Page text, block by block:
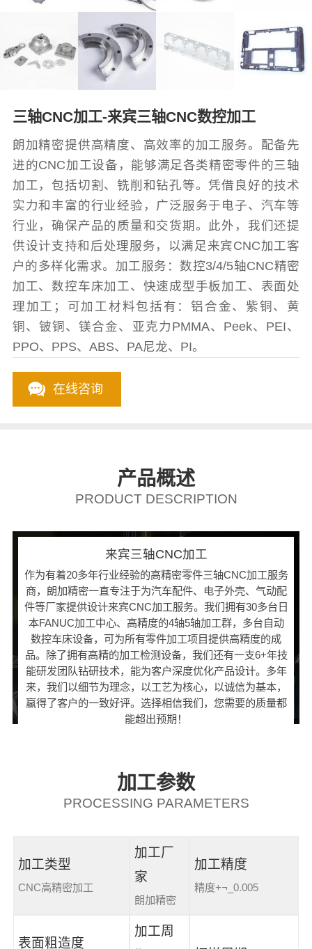
三轴CNC加工-来宾三轴CNC数控加工
朗加精密提供高精度、高效率的加工服务。配备先
进的CNC加工设备，能够满足各类精密零件的三轴
加工，包括切割、铣削和钻孔等。凭借良好的技术
实力和丰富的行业经验，广泛服务于电子、汽车等
行业，确保产品的质量和交货期。此外，我们还提
供设计支持和后处理服务，以满足来宾CNC加工客
户的多样化需求。加工服务：数控3/4/5轴CNC精密
加工、数控车床加工、快速成型手板加工、表面处
理加工；可加工材料包括有：铝合金、紫铜、黄
铜、铍铜、镁合金、亚克力PMMA、Peek、PEI、
PPO、PPS、ABS、PA尼龙、PI。
在线咨询
产品概述
PRODUCT DESCRIPTION
来宾三轴CNC加工
作为有着20多年行业经验的高精密零件三轴CNC加工服务
商，朗加精密一直专注于为汽车配件、电子外壳、气动配
件等厂家提供设计来宾CNC加工服务。我们拥有30多台日
本FANUC加工中心、高精度的4轴5轴加工群，多台自动
数控车床设备，可为所有零件加工项目提供高精度的成
品。除了拥有高精的加工检测设备，我们还有一支6+年技
能研发团队钻研技术，能为客户深度优化产品设计。多年
来，我们以细节为理念，以工艺为核心，以诚信为基本，
赢得了客户的一致好评。选择相信我们，您需要的质量都
能超出预期！
加工参数
PROCESSING PARAMETERS
加工类型
CNC高精密加工
加工厂
家
朗加精密
加工精度
精度+¬_0.005
表面粗造度
加工周